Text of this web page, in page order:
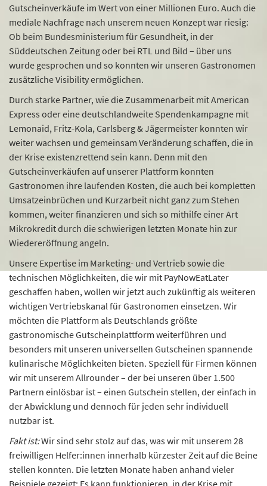
Gutscheinverkäufe im Wert von einer Millionen Euro. Auch die
mediale Nachfrage nach unserem neuen Konzept war riesig:
Ob beim Bundesministerium für Gesundheit, in der
Süddeutschen Zeitung oder bei RTL und Bild – über uns
wurde gesprochen und so konnten wir unseren Gastronomen
zusätzliche Visibility ermöglichen.
Durch starke Partner, wie die Zusammenarbeit mit American
Express oder eine deutschlandweite Spendenkampagne mit
Lemonaid, Fritz-Kola, Carlsberg & Jägermeister konnten wir
weiter wachsen und gemeinsam Veränderung schaffen, die in
der Krise existenzrettend sein kann. Denn mit den
Gutscheinverkäufen auf unserer Plattform konnten
Gastronomen ihre laufenden Kosten, die auch bei kompletten
Umsatzeinbrüchen und Kurzarbeit nicht ganz zum Stehen
kommen, weiter finanzieren und sich so mithilfe einer Art
Mikrokredit durch die schwierigen letzten Monate hin zur
Wiedereröffnung angeln.
Unsere Expertise im Marketing- und Vertrieb sowie die
technischen Möglichkeiten, die wir mit PayNowEatLater
geschaffen haben, wollen wir jetzt auch zukünftig als weiteren
wichtigen Vertriebskanal für Gastronomen einsetzen. Wir
möchten die Plattform als Deutschlands größte
gastronomische Gutscheinplattform weiterführen und
besonders mit unseren universellen Gutscheinen spannende
kulinarische Möglichkeiten bieten. Speziell für Firmen können
wir mit unserem Allrounder – der bei unseren über 1.500
Partnern einlösbar ist – einen Gutschein stellen, der einfach in
der Abwicklung und dennoch für jeden sehr individuell
nutzbar ist.
Fakt ist:Wir sind sehr stolz auf das, was wir mit unserem 28
freiwilligen Helfer:innen innerhalb kürzester Zeit auf die Beine
stellen konnten. Die letzten Monate haben anhand vieler
Beispiele gezeigt: Es kann funktionieren, in der Krise mit